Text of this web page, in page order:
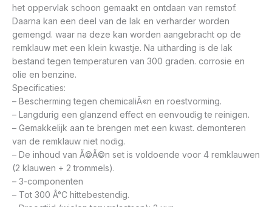
het oppervlak schoon gemaakt en ontdaan van remstof.
Daarna kan een deel van de lak en verharder worden
gemengd. waar na deze kan worden aangebracht op de
remklauw met een klein kwastje. Na uitharding is de lak
bestand tegen temperaturen van 300 graden. corrosie en
olie en benzine.
Specificaties:
– Bescherming tegen chemicaliÃ«n en roestvorming.
– Langdurig een glanzend effect en eenvoudig te reinigen.
– Gemakkelijk aan te brengen met een kwast. demonteren
van de remklauw niet nodig.
– De inhoud van Ã©Ã©n set is voldoende voor 4 remklauwen
(2 klauwen + 2 trommels).
– 3-componenten
– Tot 300 Â°C hittebestendig.